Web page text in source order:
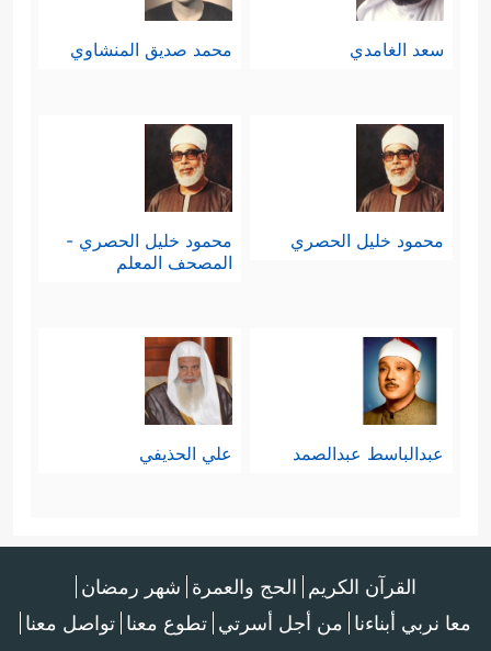
سعد الغامدي محمد صديق المنشاوي
محمود خليل الحصري
محمود خليل الحصري -
المصحف المعلم
عبدالباسط عبدالصمد علي الحذيفي
القرآن الكريم الحج والعمرة شهر رمضان
معا نربي أبناءنا من أجل أسرتي تطوع معنا تواصل معنا